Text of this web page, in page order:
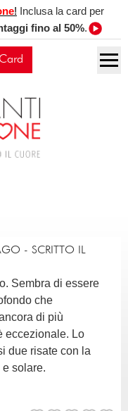
! Inclusa la card per
fino al 50%.
- SCRITTO IL
Sembra di essere
che
di più
eccezionale. Lo
due risate con la
solare.